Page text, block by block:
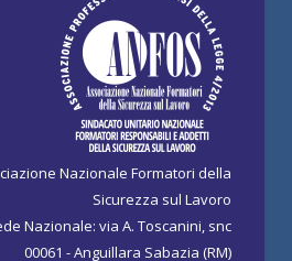
Nazionale Formatori della
Sicurezza sul Lavoro
Nazionale: via A. Toscanini, snc
00061 - Anguillara Sabazia (RM)